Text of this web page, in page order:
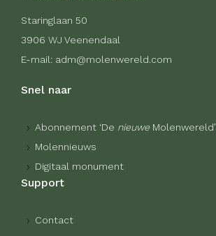
Staringlaan 50
3906 WJ Veenendaal
E-mail: adm@molenwereld.com
Snel naar
Abonnement ‘De nieuwe Molenwereld’
Molennieuws
Digitaal monument
Support
Contact